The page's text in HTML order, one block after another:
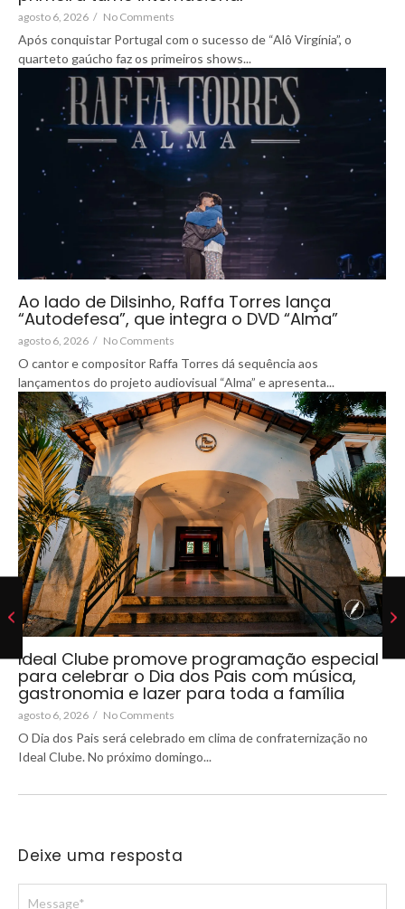
agosto 6, 2026 / No Comments
Após conquistar Portugal com o sucesso de “Alô Virgínia”, o
quarteto gaúcho faz os primeiros shows...
Ao lado de Dilsinho, Raffa Torres lança
“Autodefesa”, que integra o DVD “Alma”
agosto 6, 2026 / No Comments
O cantor e compositor Raffa Torres dá sequência aos
lançamentos do projeto audiovisual “Alma” e apresenta...
Ideal Clube promove programação especial
para celebrar o Dia dos Pais com música,
gastronomia e lazer para toda a família
agosto 6, 2026 / No Comments
O Dia dos Pais será celebrado em clima de confraternização no
Ideal Clube. No próximo domingo...
Deixe uma resposta